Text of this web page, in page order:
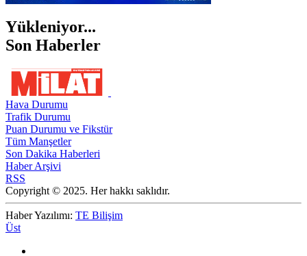
Yükleniyor...
Son Haberler
Hava Durumu
Trafik Durumu
Puan Durumu ve Fikstür
Tüm Manşetler
Son Dakika Haberleri
Haber Arşivi
RSS
Copyright © 2025. Her hakkı saklıdır.
Haber Yazılımı: TE Bilişim
Üst